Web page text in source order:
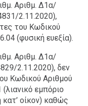
Αριθμ. Δ1α/
2.11.2020),
του Κωδικού
(φυσική ευεξία).
Αριθμ. Δ1α/
2.11.2020), δεν
Κωδικού Αριθμού
εμπόριο
οίκον) καθώς